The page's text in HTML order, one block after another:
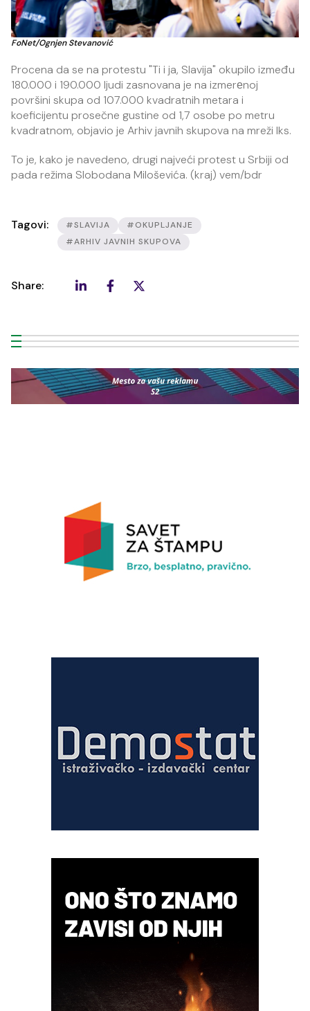
FoNet/Ognjen Stevanović
Procena da se na protestu "Ti i ja, Slavija" okupilo između
180.000 i 190.000 ljudi zasnovana je na izmerеnoj
površini skupa od 107.000 kvadratnih metara i
koeficijentu prosečne gustine od 1,7 osobe po metru
kvadratnom, objavio je Arhiv javnih skupova na mreži Iks.
To je, kako je navedeno, drugi najveći protest u Srbiji od
pada režima Slobodana Miloševića. (kraj) vem/bdr
Tagovi: #SLAVIJA
#OKUPLJANJE
#ARHIV JAVNIH SKUPOVA
Share: